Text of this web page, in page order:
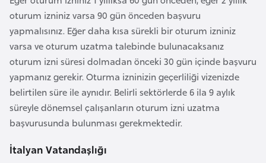
oturum izniniz varsa 90 gün önceden başvuru
yapmalısınız. Eğer daha kısa sürekli bir oturum izniniz
varsa ve oturum uzatma talebinde bulunacaksanız
oturum izni süresi dolmadan önceki 30 gün içinde başvuru
yapmanız gerekir. Oturma izninizin geçerliliği vizenizde
belirtilen süre ile aynıdır. Belirli sektörlerde 6 ila 9 aylık
süreyle dönemsel çalışanların oturum izni uzatma
başvurusunda bulunması gerekmektedir.
İtalyan Vatandaşlığı
s
Ç
a
d
Ç